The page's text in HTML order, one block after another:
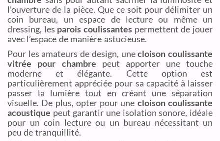
l’ouverture de la pièce. Que ce soit pour délimiter un
coin bureau, un espace de lecture ou même un
dressing, les parois coulissantes permettent de jouer
avec l’espace de manière astucieuse.
Pour les amateurs de design, unecloison coulissante
vitrée pour chambre peut apporter une touche
moderne et élégante. Cette option est
particulièrement appréciée pour sa capacité à laisser
passer la lumière tout en créant une séparation
visuelle. De plus, opter pour une cloison coulissante
acoustique peut garantir une isolation sonore, idéale
pour un coin lecture ou un bureau nécessitant un
peu de tranquillité.